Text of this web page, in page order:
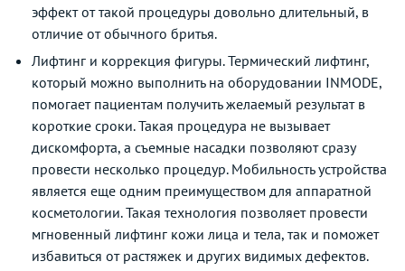
эффект от такой процедуры довольно длительный, в
отличие от обычного бритья.
Лифтинг и коррекция фигуры. Термический лифтинг,
который можно выполнить на оборудовании INMODE,
помогает пациентам получить желаемый результат в
короткие сроки. Такая процедура не вызывает
дискомфорта, а съемные насадки позволяют сразу
провести несколько процедур. Мобильность устройства
является еще одним преимуществом для аппаратной
косметологии. Такая технология позволяет провести
мгновенный лифтинг кожи лица и тела, так и поможет
избавиться от растяжек и других видимых дефектов.